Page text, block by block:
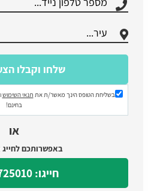
בשליחת הטופס הינך מאשר/ת את תנאי השימוש
בחינם!
או
באפשרותכם לחייג
חייגו: 077-9725010